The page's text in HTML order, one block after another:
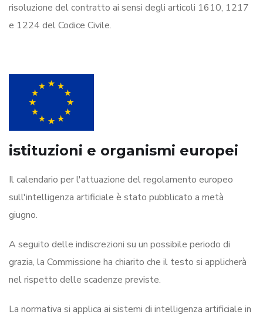
risoluzione del contratto ai sensi degli articoli 1610, 1217
e 1224 del Codice Civile.
istituzioni e organismi europei
Il calendario per l'attuazione del regolamento europeo
sull'intelligenza artificiale è stato pubblicato a metà
giugno.
A seguito delle indiscrezioni su un possibile periodo di
grazia, la Commissione ha chiarito che il testo si applicherà
nel rispetto delle scadenze previste.
La normativa si applica ai sistemi di intelligenza artificiale in